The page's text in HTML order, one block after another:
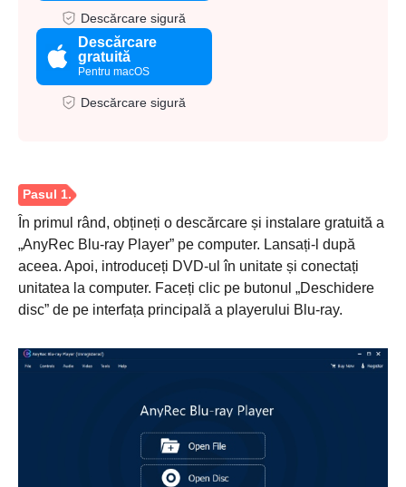
Descărcare sigură
Descărcare
gratuită
Pentru macOS
Descărcare sigură
În primul rând, obțineți o descărcare și instalare gratuită a
„AnyRec Blu-ray Player” pe computer. Lansați-l după
aceea. Apoi, introduceți DVD-ul în unitate și conectați
unitatea la computer. Faceți clic pe butonul „Deschidere
disc” de pe interfața principală a playerului Blu-ray.